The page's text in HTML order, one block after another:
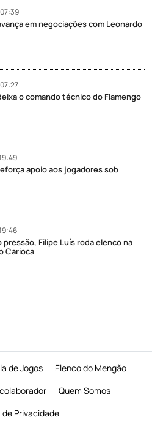
em negociações com Leonardo
o comando técnico do Flamengo
apoio aos jogadores sob
pressão, Filipe Luís roda elenco na
Carioca
de Jogos
Elenco do Mengão
Quem Somos
Privacidade